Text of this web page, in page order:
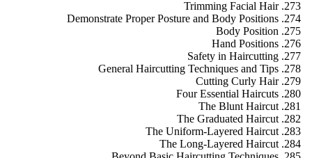
Trimming Facial Hair
Demonstrate Proper Posture and Body Positions
Body Position
Hand Positions
Safety in Haircutting
General Haircutting Techniques and Tips
Cutting Curly Hair
Four Essential Haircuts
The Blunt Haircut
The Graduated Haircut
The Uniform-Layered Haircut
The Long-Layered Haircut